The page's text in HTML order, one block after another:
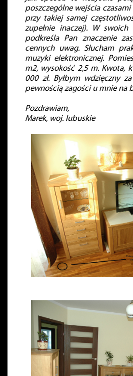
poszczególne wejścia
przy takiej samej
zupełnie inaczej). W
podkreśla Pan znaczenie
cennych uwag. Słucham
muzyki elektronicznej.
m2, wysokość 2,5 m. Kwota,
000 zł. Byłbym wdzięczny
pewnością zagości u mnie na
Pozdrawiam,
Marek, woj. lubuskie